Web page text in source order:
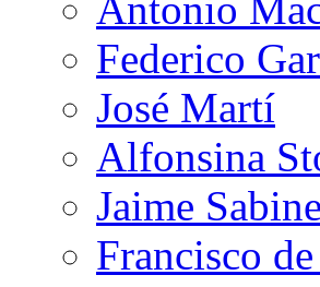
Federico
José Martí
Alfonsina
Jaime
Francisco